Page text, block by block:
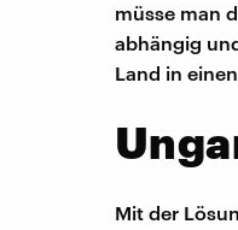
müsse man
abhängig
Land in
Mit der